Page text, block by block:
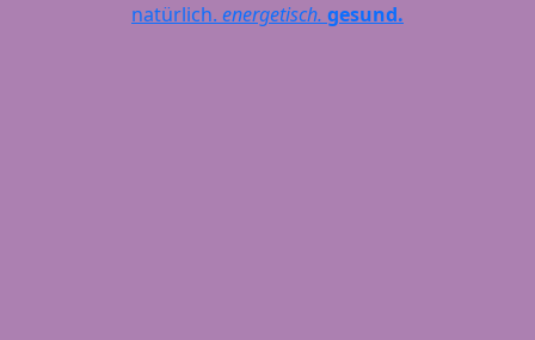
natürlich. energetisch. gesund.